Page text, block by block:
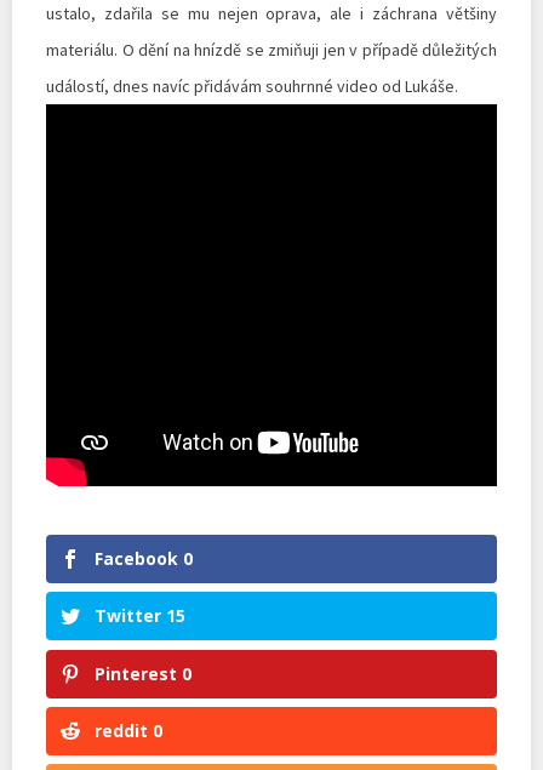
ustalo, zdařila se mu nejen oprava, ale i záchrana většiny
materiálu. O dění na hnízdě se zmiňuji jen v případě důležitých
událostí, dnes navíc přidávám souhrnné video od Lukáše.
Facebook 0
Twitter 15
Pinterest 0
reddit 0